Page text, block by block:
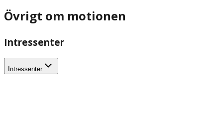
Övrigt om motionen
Intressenter
Intressenter